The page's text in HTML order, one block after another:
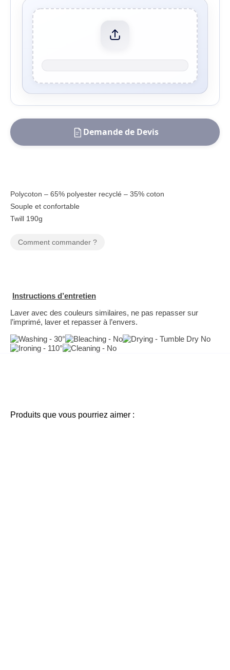
Demande de Devis
Polycoton – 65% polyester recyclé – 35% coton
Souple et confortable
Twill 190g
Comment commander ?
Instructions d’entretien
Laver avec des couleurs similaires, ne pas repasser sur
l’imprimé, laver et repasser à l’envers.
Produits que vous pourriez aimer :